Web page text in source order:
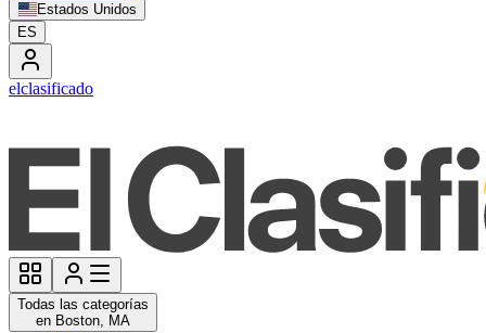
Estados Unidos
ES
elclasificado
Todas las categorías
en Boston, MA